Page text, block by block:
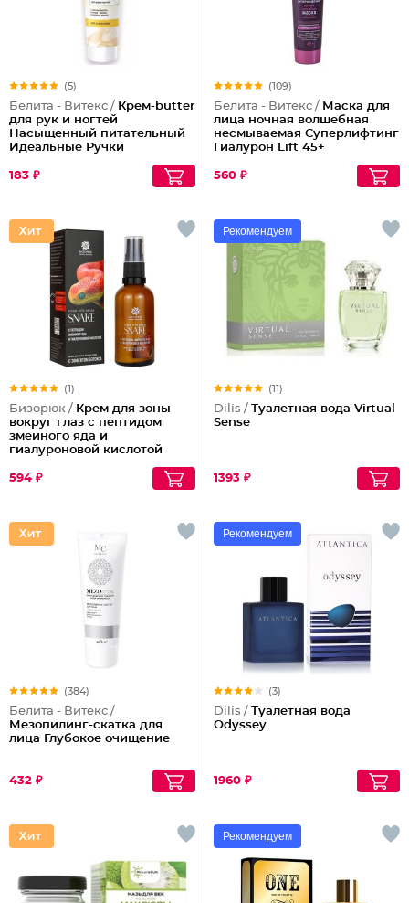
(5)
Белита - Витекс / Крем-butter
для рук и ногтей
Насыщенный питательный
Идеальные Ручки
183 ₽
(109)
Белита - Витекс / Маска для
лица ночная волшебная
несмываемая Суперлифтинг
Гиалурон Lift 45+
560 ₽
(1)
Бизорюк / Крем для зоны
вокруг глаз с пептидом
змеиного яда и
гиалуроновой кислотой
594 ₽
Рекомендуем
(11)
Dilis / Туалетная вода Virtual
Sense
1393 ₽
(384)
Белита - Витекс /
Мезопилинг-скатка для
лица Глубокое очищение
432 ₽
Рекомендуем
(3)
Dilis / Туалетная вода
Odyssey
1960 ₽
Рекомендуем